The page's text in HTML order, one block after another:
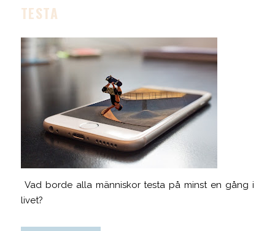
TESTA
Vad borde alla människor testa på minst en gång i
livet?